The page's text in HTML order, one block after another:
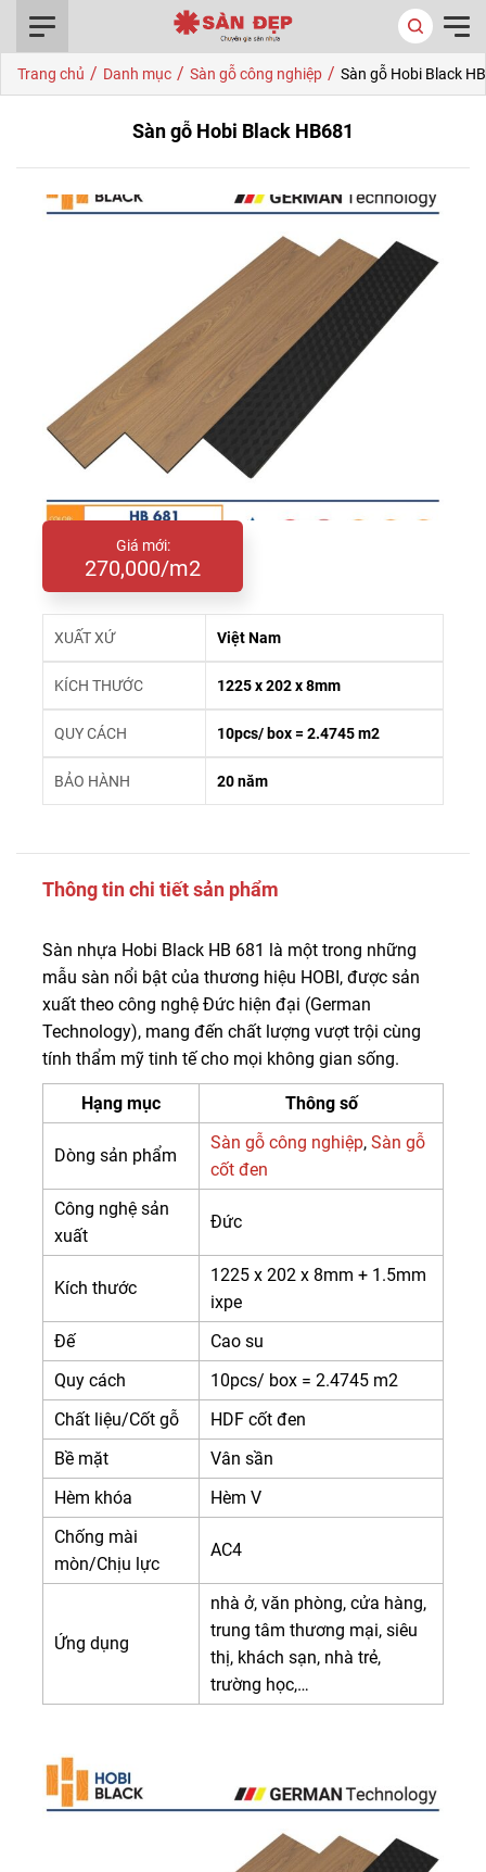
Trang chủ / Danh mục / Sàn gỗ công nghiệp / Sàn gỗ Hobi Black
Sàn gỗ Hobi Black HB681
Giá mới:
270,000/m2
XUẤT XỨ Việt Nam
KÍCH THƯỚC 1225 x 202 x 8mm
QUY CÁCH 10pcs/ box = 2.4745 m2
BẢO HÀNH 20 năm
Thông tin chi tiết sản phẩm
Sàn nhựa Hobi Black HB 681 là một trong những
mẫu sàn nổi bật của thương hiệu HOBI, được sản
xuất theo công nghệ Đức hiện đại (German
Technology), mang đến chất lượng vượt trội cùng
tính thẩm mỹ tinh tế cho mọi không gian sống.
Hạng mục Thông số
Dòng sản phẩm
Sàn gỗ công nghiệp, Sàn gỗ
cốt đen
Công nghệ sản
xuất
Đức
Kích thước
1225 x 202 x 8mm + 1.5mm
ixpe
Đế
Cao su
Quy cách
10pcs/ box = 2.4745 m2
Chất liệu/Cốt gỗ
HDF cốt đen
Bề mặt
Vân sần
Hèm khóa
Hèm V
Chống mài
mòn/Chịu lực
AC4
Ứng dụng
nhà ở, văn phòng, cửa hàng,
trung tâm thương mại, siêu
thị, khách sạn, nhà trẻ,
trường học,…